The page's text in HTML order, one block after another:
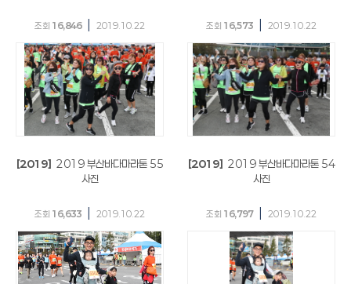
조회 16,846 2019.10.22 조회 16,573 2019.10.22
[2019] 2019 부산바다마라톤 55
사진
조회 16,633 2019.10.22
[2019] 2019 부산바다마라톤 54
사진
조회 16,797 2019.10.22